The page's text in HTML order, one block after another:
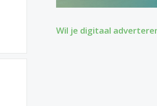
Wil je digitaal